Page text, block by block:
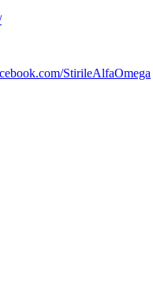
StirileAlfaOmega